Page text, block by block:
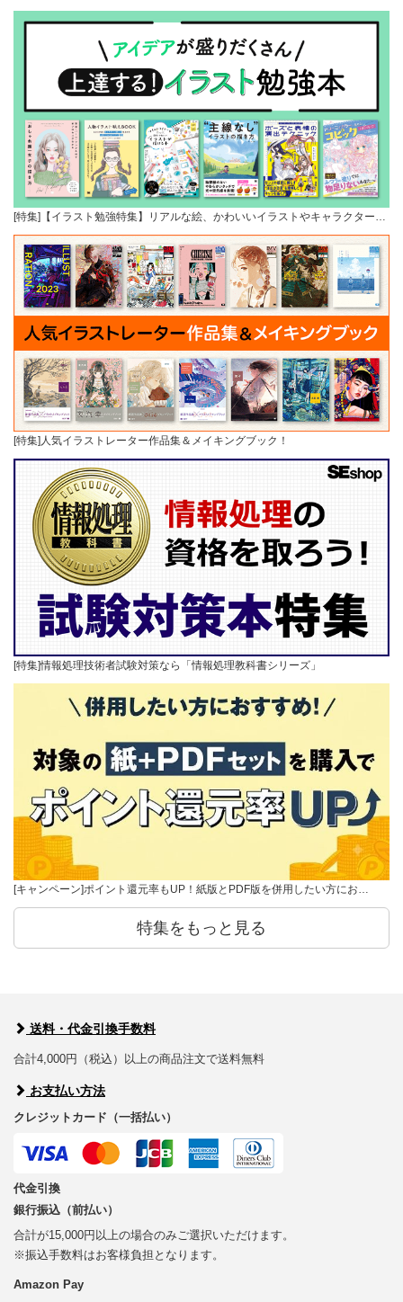
[特集]【イラスト勉強特集】リアルな絵、かわいいイラストやキャラクター…
[特集]人気イラストレーター作品集＆メイキングブック！
[特集]情報処理技術者試験対策なら「情報処理教科書シリーズ」
[キャンペーン]ポイント還元率もUP！紙版とPDF版を併用したい方にお…
特集をもっと見る
送料・代金引換手数料
合計4,000円（税込）以上の商品注文で送料無料
お支払い方法
クレジットカード（一括払い）
代金引換
銀行振込（前払い）
合計が15,000円以上の場合のみご選択いただけます。
※振込手数料はお客様負担となります。
Amazon Pay